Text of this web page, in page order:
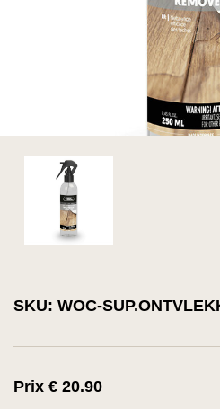
SKU: WOC-
Prix € 20.90